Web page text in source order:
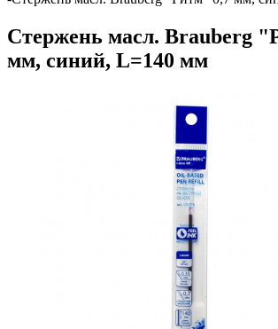
Стержень масл. Brauberg
мм, синий, L=140 мм